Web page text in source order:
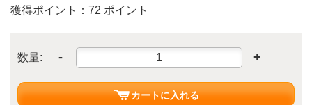
獲得ポイント：72 ポイント
数量: - +
カートに入れる